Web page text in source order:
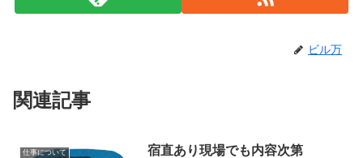
ビル万
関連記事
仕事について 宿直あり現場でも内容次第